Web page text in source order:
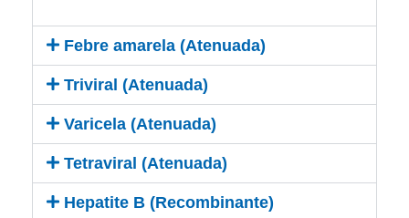
Febre amarela (Atenuada)
Triviral (Atenuada)
Varicela (Atenuada)
Tetraviral (Atenuada)
Hepatite B (Recombinante)